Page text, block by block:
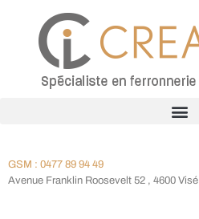
GSM : 0477 89 94 49
Avenue Franklin Roosevelt 52 , 4600 Visé